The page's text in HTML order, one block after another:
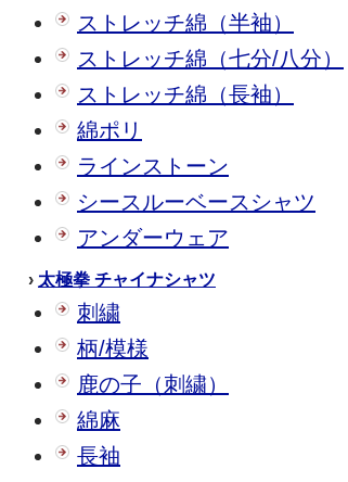
ストレッチ綿（半袖）
ストレッチ綿（七分/八分）
ストレッチ綿（長袖）
綿ポリ
ラインストーン
シースルーベースシャツ
アンダーウェア
› 太極拳 チャイナシャツ
刺繍
柄/模様
鹿の子（刺繍）
綿麻
長袖